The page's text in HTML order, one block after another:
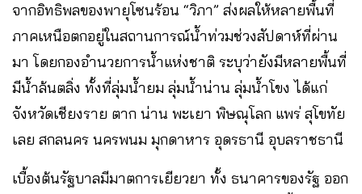
จากอิทธิพลของพายุโซนร้อน “วิภา” ​ส่งผลให้หลายพื้นที่
ภาคเหนือตกอยู่ในสถานการณ์น้ำท่วมช่วงสัปดาห์ที่ผ่าน
มา ​โดยกองอำนวยการน้ำแห่งชาติ ระบุว่ายังมีหลายพื้นที่
มีน้ำล้นตลิ่ง ​ทั้งที่ลุ่มน้ำยม ลุ่มน้ำน่าน ลุ่มน้ำโขง ได้แก่
จังหวัดเชียงราย ตาก น่าน พะเยา พิษณุโลก แพร่ สุโขทัย
เลย สกลนคร นครพนม มุกดาหาร อุดรธานี อุบลราชธานี
เบื้องต้นรัฐบาลมีมาตการเยียวยา ทั้ง ธนาคารของรัฐ ออก